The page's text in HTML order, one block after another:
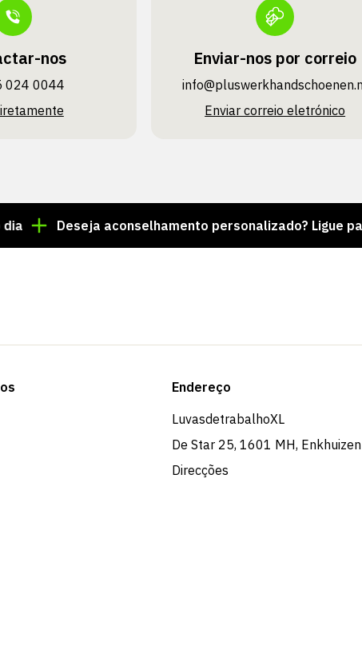
nos
024 0044
Enviar-nos por correio
Enviar correio eletrónico
Deseja aconselhamento personalizado? Ligue para o
Endereço
LuvasdetrabalhoXL
De Star 25, 1601 MH, Enkhuizen
Direcções